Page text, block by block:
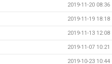
2019-11-20 08:36
2019-11-19 18:18
2019-11-13 12:08
2019-11-07 10:21
2019-10-23 10:44